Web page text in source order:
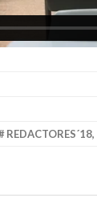
REDACTORES´18,